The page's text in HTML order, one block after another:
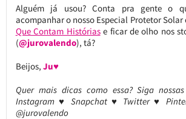
Alguém já usou? Conta pra gente o
acompanhar o nosso Especial Protetor Solar
Que Contam Históriase ficar de olho nos
(@jurovalendo), tá?
Beijos, Ju♥
Quer mais dicas como essa? Siga
Instagram ♥ Snapchat ♥ Twitter ♥
@jurovalendo